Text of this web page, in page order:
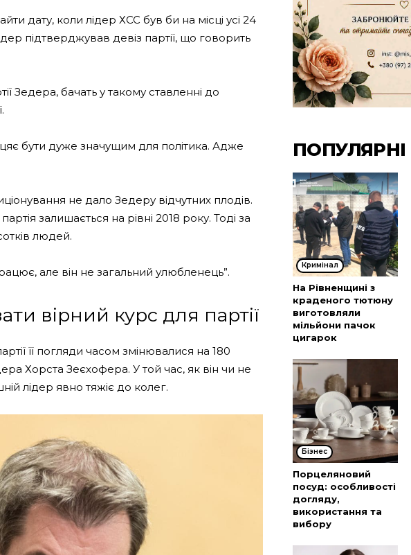
дату, коли лідер ХСС був би на місці усі 24
підтверджував девіз партії, що говорить
Зедера, бачать у такому ставленні до
бути дуже значущим для політика. Адже
не дало Зедеру відчутних плодів.
залишається на рівні 2018 року. Тоді за
людей.
але він не загальний улюбленець”.
вірний курс для партії
її погляди часом змінювалися на 180
Хорста Зеєхофера. У той час, як він чи не
лідер явно тяжіє до колег.
ПОПУЛЯРНІ
Кримінал
На Рівненщині з
краденого тютюну
виготовляли
мільйони пачок
цигарок
Бізнес
Порцеляновий
посуд: особливості
догляду,
використання та
вибору